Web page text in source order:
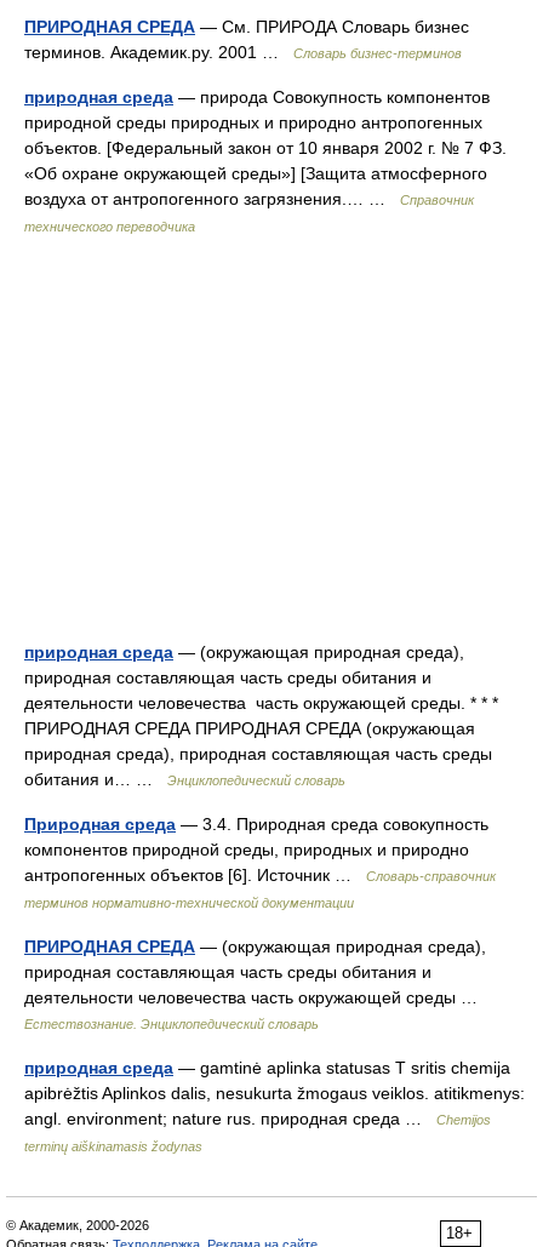
ПРИРОДНАЯ СРЕДА — См. ПРИРОДА Словарь бизнес
терминов. Академик.ру. 2001 …
Словарь бизнес-терминов
природная среда — природа Совокупность компонентов
природной среды природных и природно антропогенных
объектов. [Федеральный закон от 10 января 2002 г. № 7 ФЗ.
«Об охране окружающей среды»] [Защита атмосферного
воздуха от антропогенного загрязнения.… …
Справочник
технического переводчика
природная среда — (окружающая природная среда),
природная составляющая часть среды обитания и
деятельности человечества часть окружающей среды. * * *
ПРИРОДНАЯ СРЕДА ПРИРОДНАЯ СРЕДА (окружающая
природная среда), природная составляющая часть среды
обитания и… …
Энциклопедический словарь
Природная среда — 3.4. Природная среда совокупность
компонентов природной среды, природных и природно
антропогенных объектов [6]. Источник …
Словарь-справочник
терминов нормативно-технической документации
ПРИРОДНАЯ СРЕДА — (окружающая природная среда),
природная составляющая часть среды обитания и
деятельности человечества часть окружающей среды …
Естествознание. Энциклопедический словарь
природная среда — gamtinė aplinka statusas T sritis chemija
apibrėžtis Aplinkos dalis, nesukurta žmogaus veiklos. atitikmenys:
angl. environment; nature rus. природная среда …
Chemijos
terminų aiškinamasis žodynas
18+
© Академик, 2000-2026